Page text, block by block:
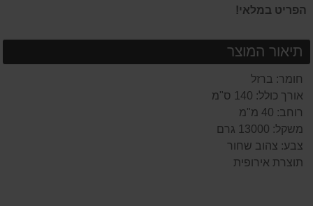
הפריט במלאי!
תיאור המוצר
חומר: ברזל
אורך כולל: 140 ס"מ
רוחב: 40 מ"מ
משקל: 13000 גרם
צבע: צהוב שחור
תוצרת אירופית